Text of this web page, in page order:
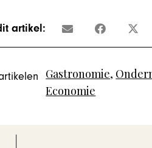
artikel:
Gastronomie,
Economie